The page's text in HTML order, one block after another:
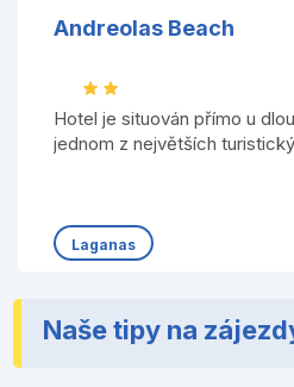
Andreolas Beach
Hotel je situován přímo u
jednom z největších
Laganas
Naše tipy na